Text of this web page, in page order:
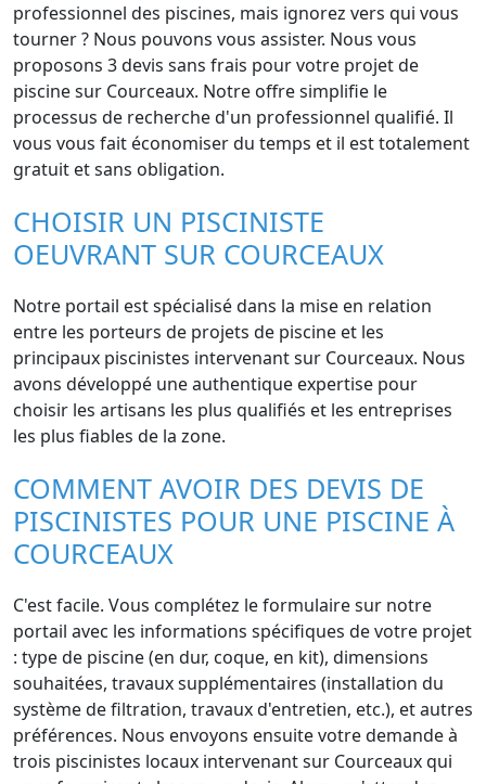
professionnel des piscines, mais ignorez vers qui vous
tourner ? Nous pouvons vous assister. Nous vous
proposons 3 devis sans frais pour votre projet de
piscine sur Courceaux. Notre offre simplifie le
processus de recherche d'un professionnel qualifié. Il
vous vous fait économiser du temps et il est totalement
gratuit et sans obligation.
CHOISIR UN PISCINISTE
OEUVRANT SUR COURCEAUX
Notre portail est spécialisé dans la mise en relation
entre les porteurs de projets de piscine et les
principaux piscinistes intervenant sur Courceaux. Nous
avons développé une authentique expertise pour
choisir les artisans les plus qualifiés et les entreprises
les plus fiables de la zone.
COMMENT AVOIR DES DEVIS DE
PISCINISTES POUR UNE PISCINE À
COURCEAUX
C'est facile. Vous complétez le formulaire sur notre
portail avec les informations spécifiques de votre projet
: type de piscine (en dur, coque, en kit), dimensions
souhaitées, travaux supplémentaires (installation du
système de filtration, travaux d'entretien, etc.), et autres
préférences. Nous envoyons ensuite votre demande à
trois piscinistes locaux intervenant sur Courceaux qui